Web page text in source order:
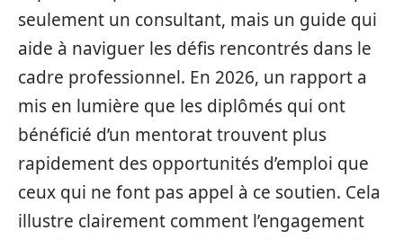
seulement un consultant, mais un guide qui
aide à naviguer les défis rencontrés dans le
cadre professionnel. En 2026, un rapport a
mis en lumière que les diplômés qui ont
bénéficié d’un mentorat trouvent plus
rapidement des opportunités d’emploi que
ceux qui ne font pas appel à ce soutien. Cela
illustre clairement comment l’engagement